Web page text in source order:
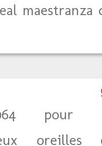
maestranza
pour
oreilles